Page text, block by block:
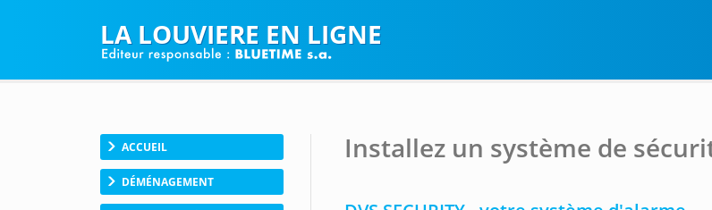
LA LOUVIERE EN LIGNE
ACCUEIL
DÉMÉNAGEMENT
Installez un système de